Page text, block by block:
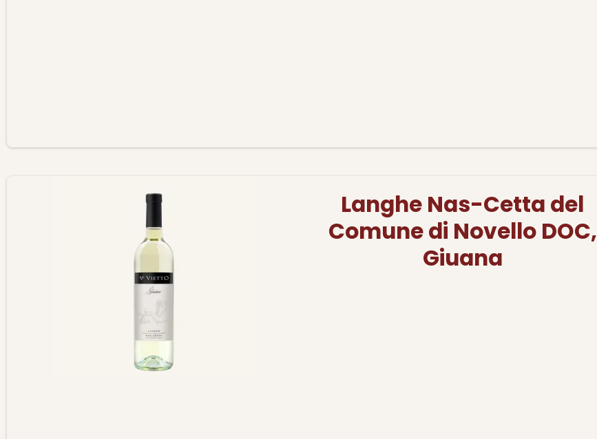
Langhe Nas-Cetta del
Comune di Novello DOC,
Giuana